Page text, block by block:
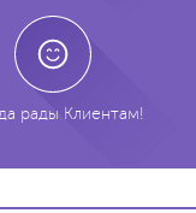
рады Клиентам!